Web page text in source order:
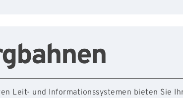
Leit- und Informationssystemen bieten Sie